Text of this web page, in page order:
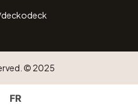
© 2025
FR